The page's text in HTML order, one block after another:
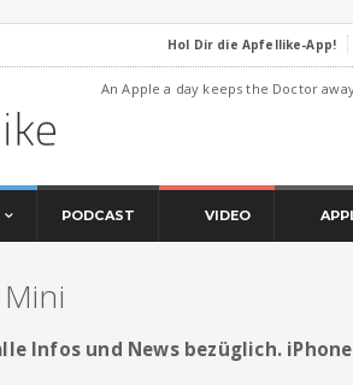
Hol Dir die Apfellike-App!
An Apple a day keeps the Doctor
PODCAST VIDEO
Infos und News bezüglich.